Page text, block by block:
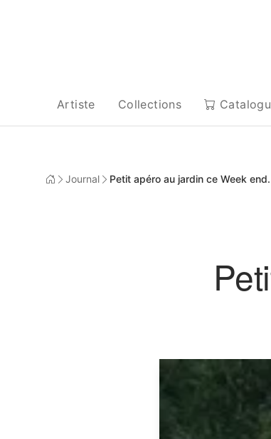
Artiste Collections
Journal Petit apéro au jardin ce Week